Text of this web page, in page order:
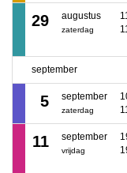
29 augustus
zaterdag
september
5 september
zaterdag
11 september
vrijdag